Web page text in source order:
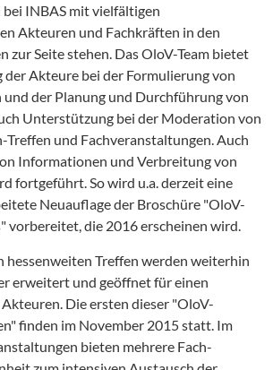
INBAS mit vielfältigen
Akteuren und Fachkräften in den
zur Seite stehen. Das OloV-Team bietet
der Akteure bei der Formulierung von
der Planung und Durchführung von
Unterstützung bei der Moderation von
Treffen und Fachveranstaltungen. Auch
Informationen und Verbreitung von
fortgeführt. So wird u.a. derzeit eine
Neuauflage der Broschüre "OloV-
vorbereitet, die 2016 erscheinen wird.
hessenweiten Treffen werden weiterhin
erweitert und geöffnet für einen
Die ersten dieser "OloV-
finden im November 2015 statt. Im
bieten mehrere Fach-